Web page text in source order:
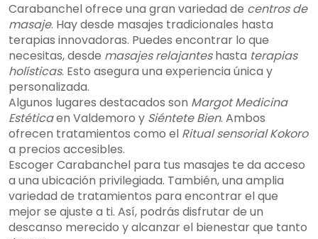
Carabanchel ofrece una gran variedad de centros de
masaje. Hay desde masajes tradicionales hasta
terapias innovadoras. Puedes encontrar lo que
necesitas, desde masajes relajanteshasta terapias
holísticas. Esto asegura una experiencia única y
personalizada.
Algunos lugares destacados son Margot Medicina
Estéticaen Valdemoro y Siéntete Bien. Ambos
ofrecen tratamientos como el Ritual sensorial Kokoro
a precios accesibles.
Escoger Carabanchel para tus masajes te da acceso
a una ubicación privilegiada. También, una amplia
variedad de tratamientos para encontrar el que
mejor se ajuste a ti. Así, podrás disfrutar de un
descanso merecido y alcanzar el bienestar que tanto